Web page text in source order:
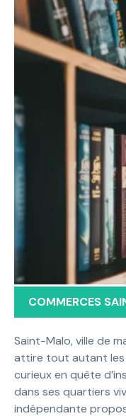
COMMERCES
Saint-Malo, ville de
attire tout autant les
curieux en quête
dans ses quartiers
indépendante